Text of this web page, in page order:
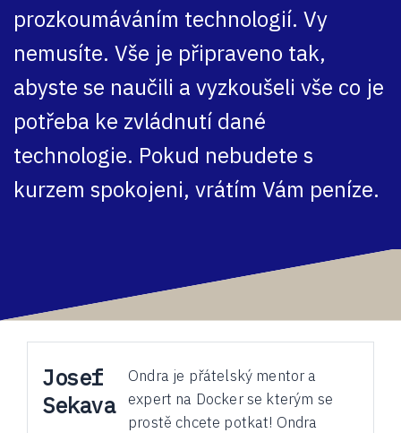
prozkoumáváním technologií. Vy
nemusíte. Vše je připraveno tak,
abyste se naučili a vyzkoušeli vše co je
potřeba ke zvládnutí dané
technologie. Pokud nebudete s
kurzem spokojeni, vrátím Vám peníze.
Josef
Sekava
Ondra je přátelský mentor a
expert na Docker se kterým se
prostě chcete potkat! Ondra